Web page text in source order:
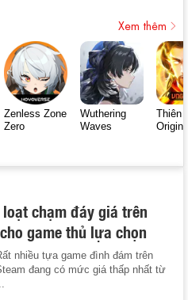
Xem thêm
Zenless Zone
Zero
Wuthering
Waves
Thiên
Origin
chạm đáy giá trên
game thủ lựa chọn
nhiều tựa game đình đám trên
đang có mức giá thấp nhất từ